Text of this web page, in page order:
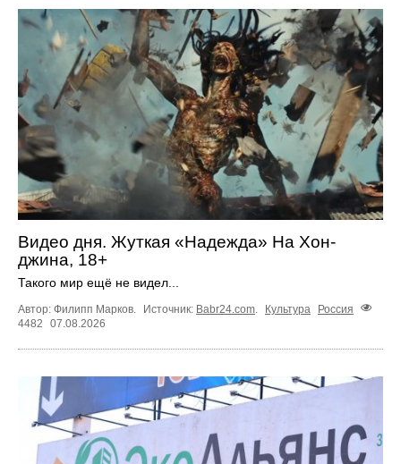
Видео дня. Жуткая «Надежда» На Хон-
джина, 18+
Такого мир ещё не видел...
Автор: Филипп Марков. Источник: Babr24.com Культура
Россия
4482
07.08.2026